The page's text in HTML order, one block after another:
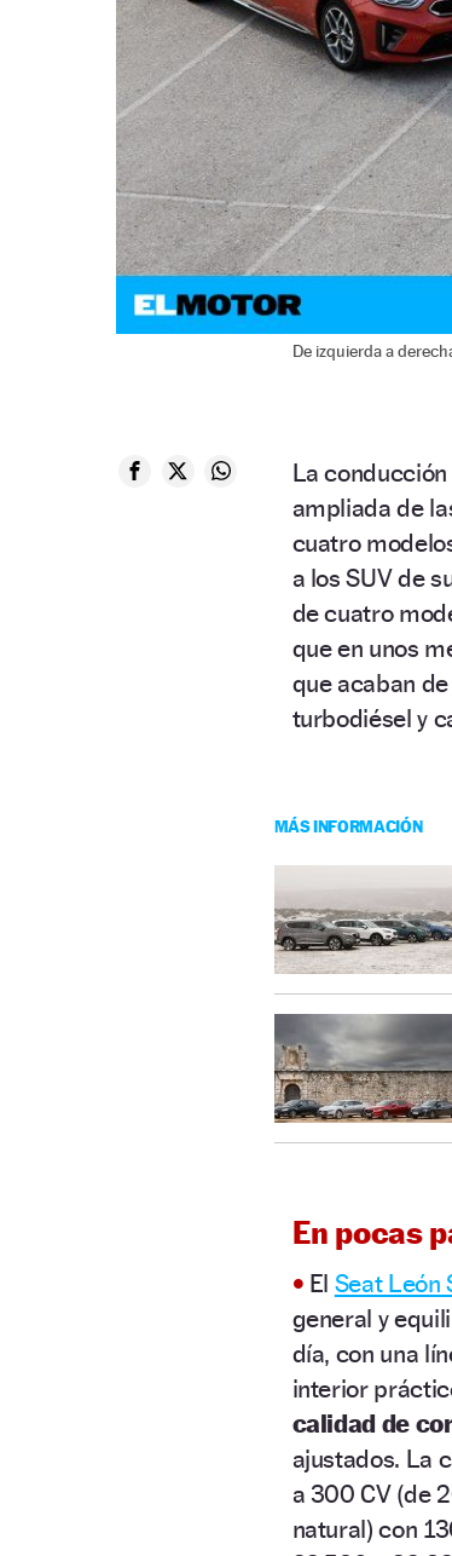
De izquierda a
La
ampliada de
cuatro
a los SUV de
de cuatro
que en unos
que acaban
turbodiésel y
MÁS INFORMACIÓN
En pocas
• El Seat León
general y
día, con una
interior
calidad de
ajustados. La
a 300 CV (de
natural) con